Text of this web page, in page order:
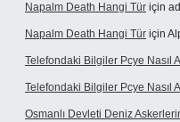
Napalm Death Hangi Tür için
Napalm Death Hangi Tür için
Telefondaki Bilgiler Pcye Nasıl
Telefondaki Bilgiler Pcye Nasıl
Osmanlı Devleti Deniz